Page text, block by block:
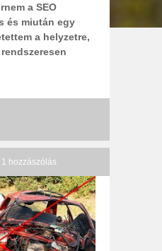
a SEO
és miután egy
a helyzetre,
1 hozzászólás
Őri András